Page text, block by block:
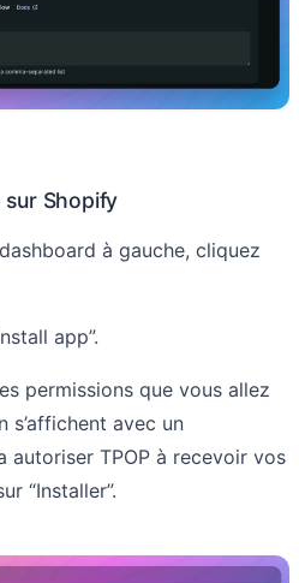
sur Shopify
à gauche, cliquez
app”.
permissions que vous allez
s’affichent avec un
autoriser TPOP à recevoir vos
“Installer”.